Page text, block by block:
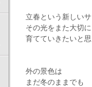
立春という新しい
その光をまた大切に
育てていきたいと
外の景色は
まだ冬のままでも